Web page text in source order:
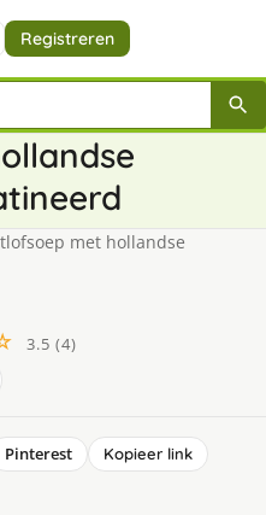
Registreren
met hollandse
3.5 (4)
Pinterest
Kopieer link